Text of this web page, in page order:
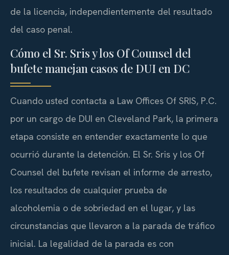
de la licencia, independientemente del resultado
del caso penal.
Cómo el Sr. Sris y los Of Counsel del
bufete manejan casos de DUI en DC
Cuando usted contacta a Law Offices Of SRIS, P.C.
por un cargo de DUI en Cleveland Park, la primera
etapa consiste en entender exactamente lo que
ocurrió durante la detención. El Sr. Sris y los Of
Counsel del bufete revisan el informe de arresto,
los resultados de cualquier prueba de
alcoholemia o de sobriedad en el lugar, y las
circunstancias que llevaron a la parada de tráfico
inicial. La legalidad de la parada es con